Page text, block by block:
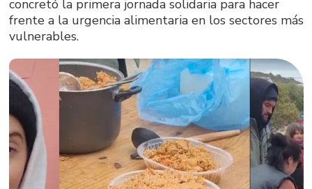
concretó la primera jornada solidaria para hacer
frente a la urgencia alimentaria en los sectores más
vulnerables.